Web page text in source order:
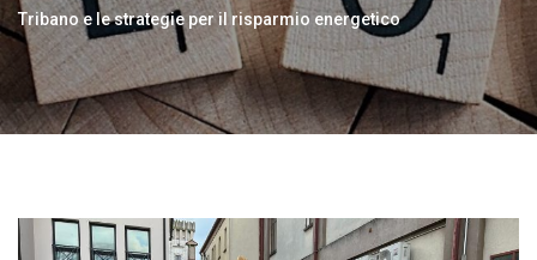
Tribano e le strategie per il risparmio energetico